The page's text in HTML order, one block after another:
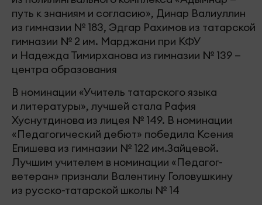
путь к знаниям и согласию», Динар Валиуллин
из гимназии № 183, Эдгар Рахимов из татарской
гимназии № 2 им. Марджани при КФУ
и Надежда Тимирханова из гимназии № 139 —
центра образования
В номинации «Учитель татарского языка
и литературы», лучшей стала Рафия
Хуснутдинова из лицея № 149. В номинации
«Педагогический дебют» победила Ксения
Епишева из гимназии № 122 им.Зайцевой.
Лучшим учителем в номинации «Педагог-
ветеран» признали Валентину Головушкину
из русско-татарской школы № 14